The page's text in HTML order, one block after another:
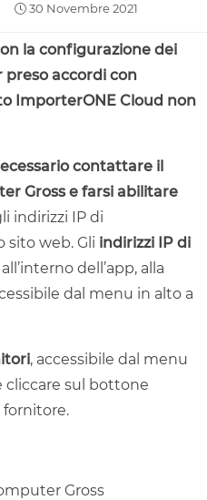
30 Novembre 2021
la configurazione dei
preso accordi con
ImporterONE Cloud non
contattare il
Gross e farsi abilitare
indirizzi IP di
sito web. Gli indirizzi IP di
dell’app, alla
dal menu in alto a
, accessibile dal menu
cliccare sul bottone
Gross